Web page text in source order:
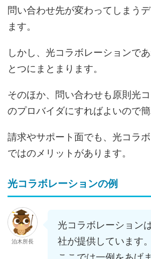
問い合わせ先が変わってしまう
ます。
しかし、光コラボレーションで
とつにまとまります。
そのほか、問い合わせも原則光
のプロバイダにすればよいので簡
請求やサポート面でも、光コラ
ではのメリットがあります。
光コラボレーションの例
泊木所長
光コラボレーション
社が提供しています。